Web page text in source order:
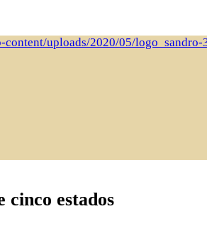
cinco estados